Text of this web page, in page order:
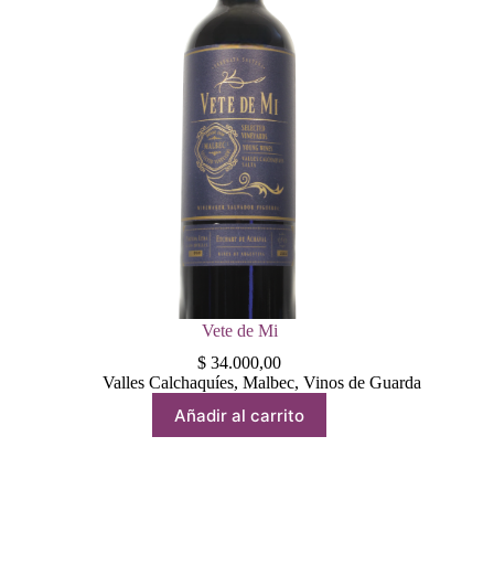
Vete de Mi
$ 34.000,00
Valles Calchaquíes, Malbec, Vinos de Guarda
Añadir al carrito